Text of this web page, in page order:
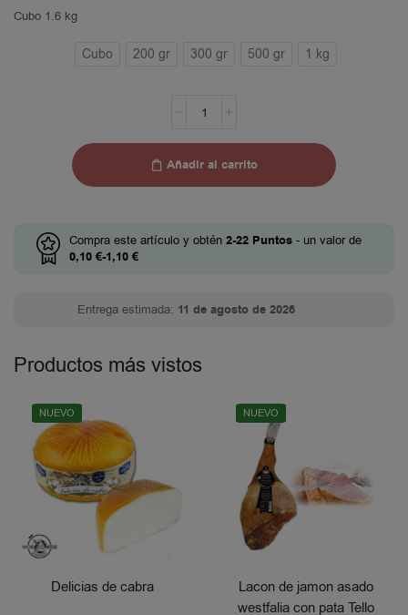
Cubo 1.6 kg
Cubo 200 gr 300 gr 500 gr 1 kg
Añadir al carrito
Compra este artículo y obtén 2-22 Puntos - un valor de
0,10 €-1,10 €
Entrega estimada: 11 de agosto de 2026
Productos más vistos
NUEVO
Delicias de cabra
NUEVO
Lacon de jamon asado
westfalia con pata Tello